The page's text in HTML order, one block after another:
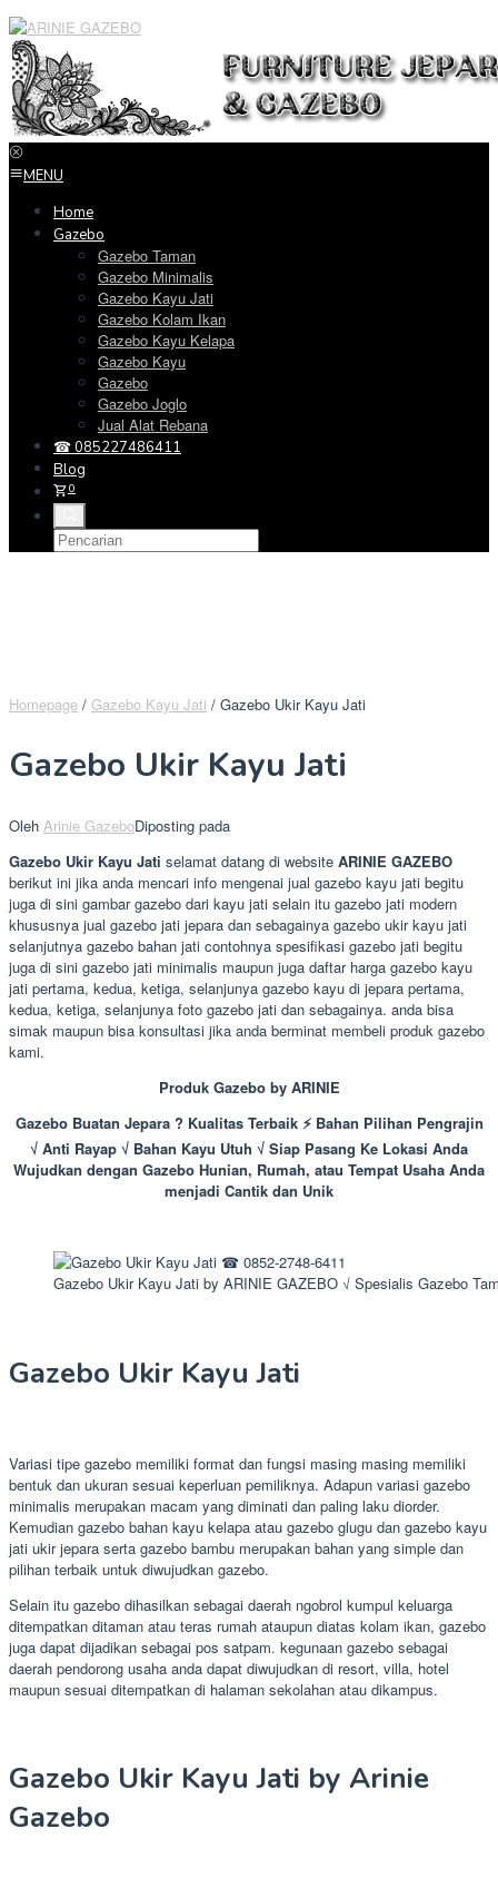
Loncat
ke
konten
MENU
Home
Gazebo
Gazebo Taman
Gazebo Minimalis
Gazebo Kayu Jati
Gazebo Kolam Ikan
Gazebo Kayu Kelapa
Gazebo Kayu
Gazebo
Gazebo Joglo
Jual Alat Rebana
☎ 085227486411
Blog
0
Homepage / Gazebo Kayu Jati / Gazebo Ukir Kayu Jati
Gazebo Ukir Kayu Jati
Oleh Arinie GazeboDiposting pada
Gazebo Ukir Kayu Jati selamat datang di website ARINIE GAZEBO
berikut ini jika anda mencari info mengenai jual gazebo kayu jati begitu
juga di sini gambar gazebo dari kayu jati selain itu gazebo jati modern
khususnya jual gazebo jati jepara dan sebagainya gazebo ukir kayu jati
selanjutnya gazebo bahan jati contohnya spesifikasi gazebo jati begitu
juga di sini gazebo jati minimalis maupun juga daftar harga gazebo kayu
jati pertama, kedua, ketiga, selanjunya gazebo kayu di jepara pertama,
kedua, ketiga, selanjunya foto gazebo jati dan sebagainya. anda bisa
simak maupun bisa konsultasi jika anda berminat membeli produk gazebo
kami.
Produk Gazebo by ARINIE
Gazebo Buatan Jepara ? Kualitas Terbaik ⚡ Bahan Pilihan Pengrajin
√ Anti Rayap √ Bahan Kayu Utuh √ Siap Pasang Ke Lokasi Anda
Wujudkan dengan Gazebo Hunian, Rumah, atau Tempat Usaha Anda
menjadi Cantik dan Unik
Gazebo Ukir Kayu Jati by ARINIE GAZEBO √ Spesialis Gazebo
Gazebo Ukir Kayu Jati
Variasi tipe gazebo memiliki format dan fungsi masing masing memiliki
bentuk dan ukuran sesuai keperluan pemiliknya. Adapun variasi gazebo
minimalis merupakan macam yang diminati dan paling laku diorder.
Kemudian gazebo bahan kayu kelapa atau gazebo glugu dan gazebo kayu
jati ukir jepara serta gazebo bambu merupakan bahan yang simple dan
pilihan terbaik untuk diwujudkan gazebo.
Selain itu gazebo dihasilkan sebagai daerah ngobrol kumpul keluarga
ditempatkan ditaman atau teras rumah ataupun diatas kolam ikan, gazebo
juga dapat dijadikan sebagai pos satpam. kegunaan gazebo sebagai
daerah pendorong usaha anda dapat diwujudkan di resort, villa, hotel
maupun sesuai ditempatkan di halaman sekolahan atau dikampus.
Gazebo Ukir Kayu Jati by Arinie
Gazebo